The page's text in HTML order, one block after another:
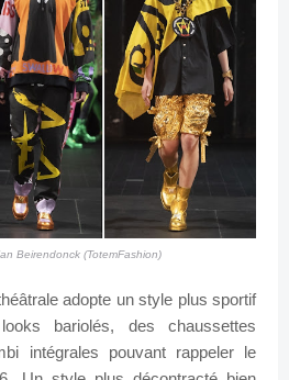
Beirendonck (TotemFashion)
adopte un style plus sportif
bariolés, des chaussettes
intégrales pouvant rappeler le